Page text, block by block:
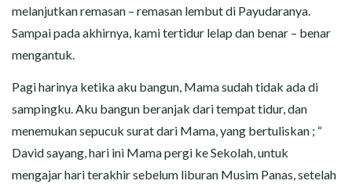
melanjutkan remasan – remasan lembut di Payudaranya.
Sampai pada akhirnya, kami tertidur lelap dan benar – benar
mengantuk.
Pagi harinya ketika aku bangun, Mama sudah tidak ada di
sampingku. Aku bangun beranjak dari tempat tidur, dan
menemukan sepucuk surat dari Mama, yang bertuliskan ; “
David sayang, hari ini Mama pergi ke Sekolah, untuk
mengajar hari terakhir sebelum liburan Musim Panas, setelah